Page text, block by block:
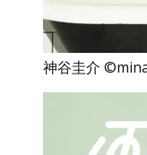
神谷圭介